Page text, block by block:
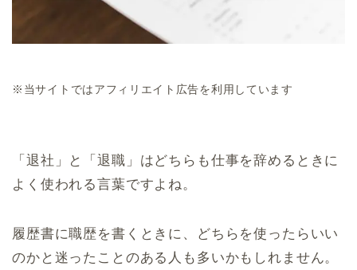
※当サイトではアフィリエイト広告を利用しています
「退社」と「退職」はどちらも仕事を辞めるときに
よく使われる言葉ですよね。
履歴書に職歴を書くときに、どちらを使ったらいい
のかと迷ったことのある人も多いかもしれません。